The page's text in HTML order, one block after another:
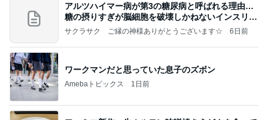
アルツハイマー病が第3の糖尿病と呼ばれる理由…
糖の摂りすぎが脳細胞を破壊しかねないインスリン
の恐
サクラサク ご縁の神様ありがとうございます☆ 6日前
ワークマンだと思っていた息子のズボン
Amebaトピックス 1日前